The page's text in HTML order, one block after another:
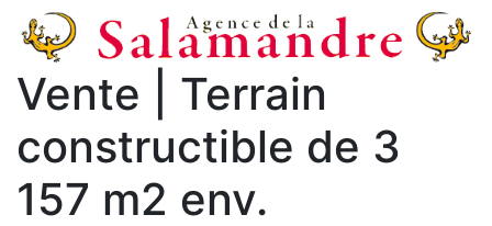
Vente | Terrain
constructible de 3
157 m2 env.